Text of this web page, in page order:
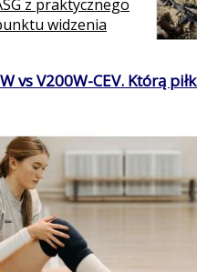
z praktycznego
widzenia
vs V200W-CEV. Którą